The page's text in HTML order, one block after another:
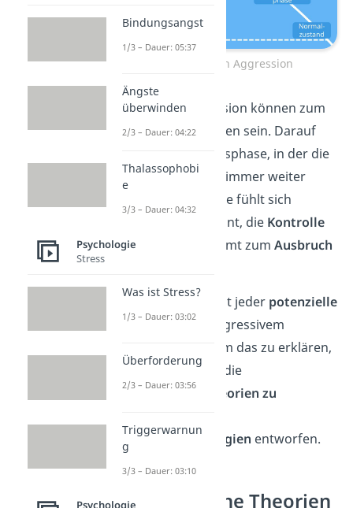
Entstehung von Aggression
Auslöser für Aggression können zum
Beispiel Provokationen sein. Darauf
folgt eine Eskalationsphase, in der die
innereAnspannung
immer weiter
steigt. Der Betroffene fühlt sich
aufgeregt und beginnt, die Kontrolle
zuverlieren . Es kommt zum Ausbruch
der Aggression.
Allerdings muss nicht jeder potenzielle
Auslöser auch zu aggressivem
Verhalten führen. Um das zu erklären,
haben Psychologen die
verschiedensten
Theorien zu
Bewältigungsstrategien entworfen.
Psychologische Theorien
Bindungsangst
1/3 – Dauer: 05:37
Ängste
überwinden
2/3 – Dauer: 04:22
Thalassophobi
e
3/3 – Dauer: 04:32
Psychologie
Stress
Was ist Stress?
1/3 – Dauer: 03:02
Überforderung
2/3 – Dauer: 03:56
Triggerwarnun
g
3/3 – Dauer: 03:10
Psychologie